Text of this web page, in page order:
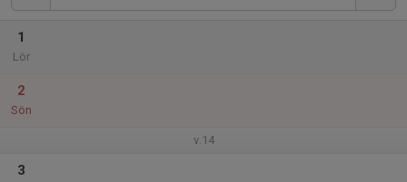
1
Lör
2
Sön
v.14
3